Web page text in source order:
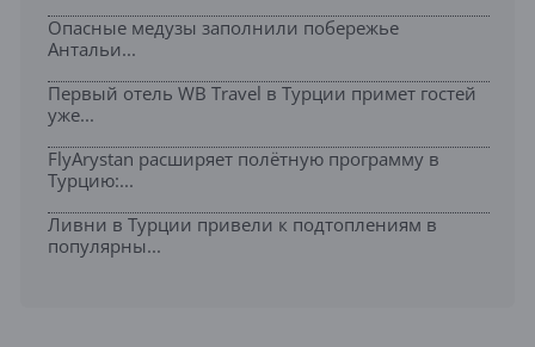
Опасные медузы заполнили побережье
Антальи...
Первый отель WB Travel в Турции примет гостей
уже...
FlyArystan расширяет полётную программу в
Турцию:...
Ливни в Турции привели к подтоплениям в
популярны...